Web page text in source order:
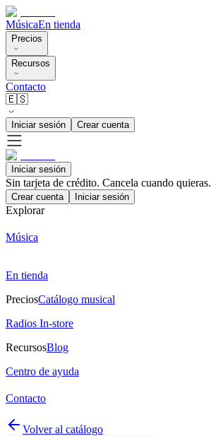
MúsicaEn tienda
Precios
Recursos
Contacto
🇪🇸
Iniciar sesión Crear cuenta
Iniciar sesión
Sin tarjeta de crédito. Cancela cuando quieras.
Crear cuenta Iniciar sesión
Explorar
Música
En tienda
PreciosCatálogo musical
Radios In-store
RecursosBlog
Centro de ayuda
Contacto
Volver al catálogo